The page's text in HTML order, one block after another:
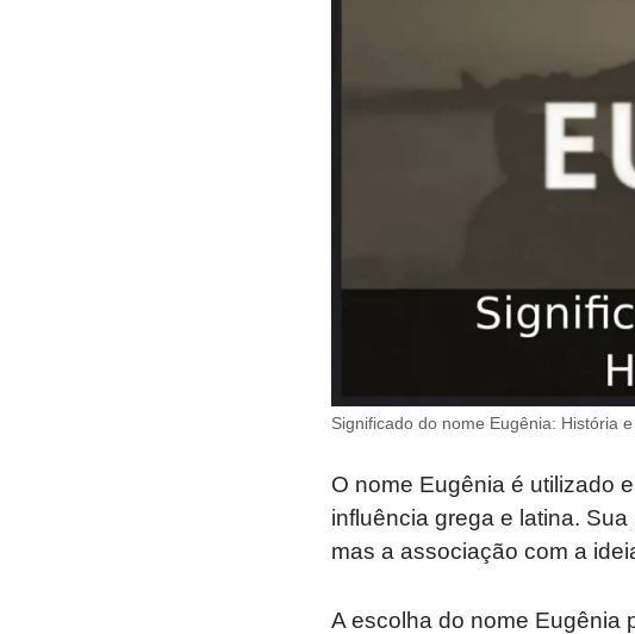
Significado do nome Eugênia: História
O nome Eugênia é utilizado
influência grega e latina.
mas a associação com a
A escolha do nome Eugênia